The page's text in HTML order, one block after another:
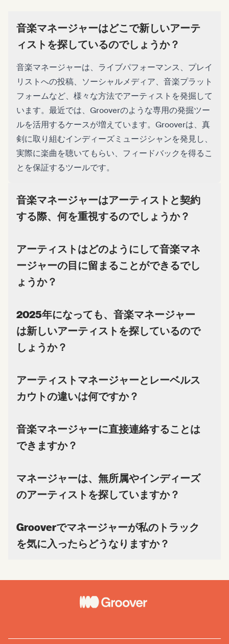
音楽マネージャーはどこで新しいアーテ
ィストを探しているのでしょうか？
音楽マネージャーは、ライブパフォーマンス、プレイ
リストへの投稿、ソーシャルメディア、音楽プラット
フォームなど、様々な方法でアーティストを発掘して
います。最近では、Grooverのような専用の発掘ツー
ルを活用するケースが増えています。Grooverは、真
剣に取り組むインディーズミュージシャンを発見し、
実際に楽曲を聴いてもらい、フィードバックを得るこ
とを保証するツールです。
音楽マネージャーはアーティストと契約
する際、何を重視するのでしょうか？
アーティストはどのようにして音楽マネ
ージャーの目に留まることができるでし
ょうか？
2025年になっても、音楽マネージャー
は新しいアーティストを探しているので
しょうか？
アーティストマネージャーとレーベルス
カウトの違いは何ですか？
音楽マネージャーに直接連絡することは
できますか？
マネージャーは、無所属やインディーズ
のアーティストを探していますか？
Grooverでマネージャーが私のトラック
を気に入ったらどうなりますか？